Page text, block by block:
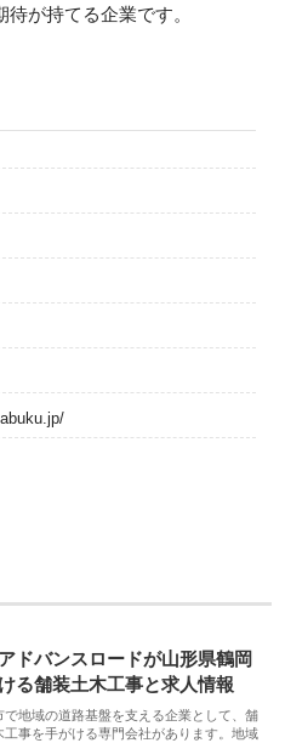
が持てる企業です。
ドバンスロードが山形県鶴岡
る舗装土木工事と求人情報
で地域の道路基盤を支える企業として、舗
工事を手がける専門会社があります。地域